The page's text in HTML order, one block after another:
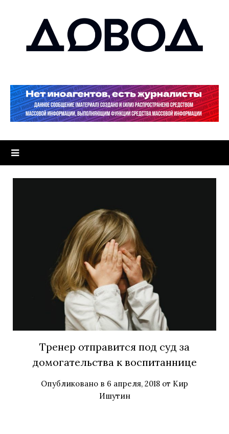
Тренер отправится под суд за
домогательства к воспитаннице
Опубликовано в 6 апреля, 2018 от Кир
Ишутин